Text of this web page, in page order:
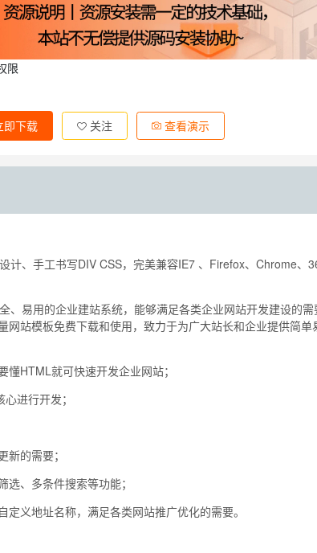
限
即下载 关注 查看演示
计、手工书写DIV CSS，完美兼容IE7 、Firefox、Chrome、
、易用的企业建站系统，能够满足各类企业网站开发建设的
站模板免费下载和使用，致力于为广大站长和企业提供简
HTML就可快速开发企业网站；
进行开发；
的需要；
、多条件搜索等功能；
义地址名称，满足各类网站推广优化的需要。